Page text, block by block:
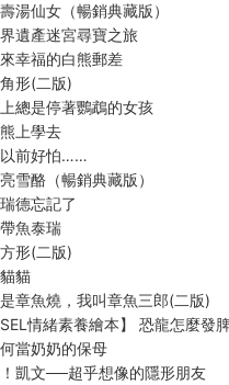
湯仙女（暢銷典藏版）
遺產迷宮尋寶之旅
幸福的白熊郵差
形(二版)
總是停著鸚鵡的女孩
上學去
前好怕……
雪酪（暢銷典藏版）
德忘記了
魚泰瑞
形(二版)
貓
章魚燒，我叫章魚三郎(二版)
SEL情緒素養繪本】 恐龍怎麼發
當奶奶的保母
凱文──超乎想像的隱形朋友